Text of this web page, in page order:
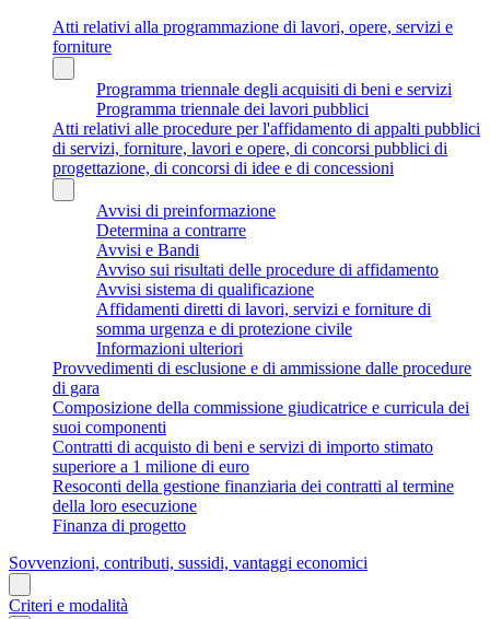
Atti relativi alla programmazione di lavori, opere, servizi e
forniture
Programma triennale degli acquisiti di beni e servizi
Programma triennale dei lavori pubblici
Atti relativi alle procedure per l'affidamento di appalti pubblici
di servizi, forniture, lavori e opere, di concorsi pubblici di
progettazione, di concorsi di idee e di concessioni
Avvisi di preinformazione
Determina a contrarre
Avvisi e Bandi
Avviso sui risultati delle procedure di affidamento
Avvisi sistema di qualificazione
Affidamenti diretti di lavori, servizi e forniture di
somma urgenza e di protezione civile
Informazioni ulteriori
Provvedimenti di esclusione e di ammissione dalle procedure
di gara
Composizione della commissione giudicatrice e curricula dei
suoi componenti
Contratti di acquisto di beni e servizi di importo stimato
superiore a 1 milione di euro
Resoconti della gestione finanziaria dei contratti al termine
della loro esecuzione
Finanza di progetto
Sovvenzioni, contributi, sussidi, vantaggi economici
Criteri e modalità